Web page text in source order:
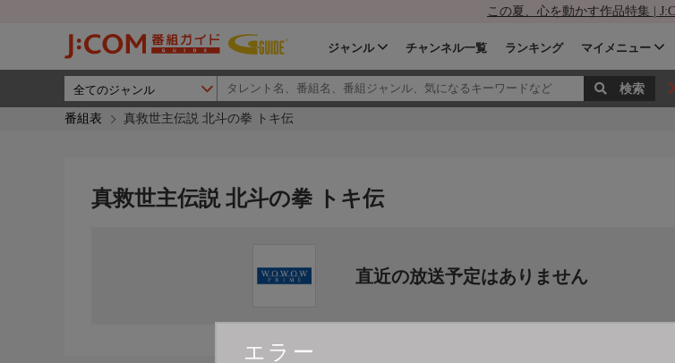
この夏、心を動かす作品特集 |
ジャンル チャンネル一覧 ランキング マイメニュー
番組表 真救世主伝説 北斗の拳 トキ伝
エラー
真救世主伝説 北斗の拳 トキ伝
直近の放送予定はありません